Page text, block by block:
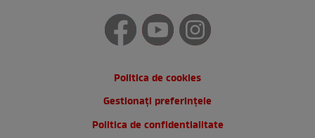
Politica de cookies
Gestionați preferințele
Politica de confidentialitate